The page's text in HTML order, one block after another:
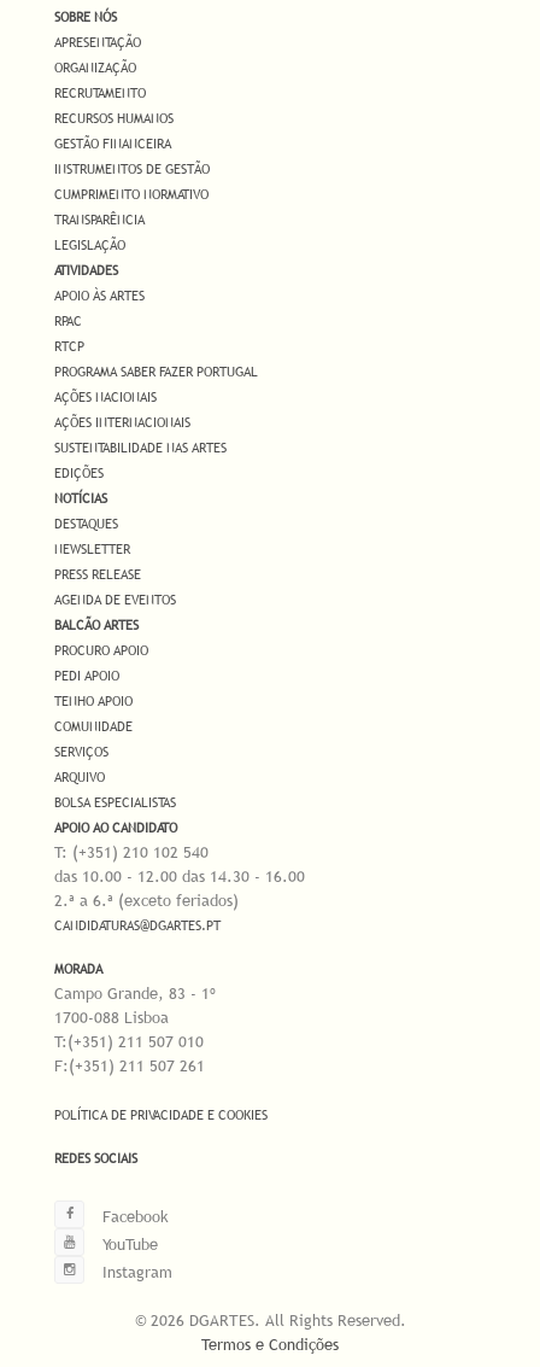
SOBRE NÓS
APRESENTAÇÃO
ORGANIZAÇÃO
RECRUTAMENTO
RECURSOS HUMANOS
GESTÃO FINANCEIRA
INSTRUMENTOS DE GESTÃO
CUMPRIMENTO NORMATIVO
TRANSPARÊNCIA
LEGISLAÇÃO
ATIVIDADES
APOIO ÀS ARTES
RPAC
RTCP
PROGRAMA SABER FAZER PORTUGAL
AÇÕES NACIONAIS
AÇÕES INTERNACIONAIS
SUSTENTABILIDADE NAS ARTES
EDIÇÕES
NOTÍCIAS
DESTAQUES
NEWSLETTER
PRESS RELEASE
AGENDA DE EVENTOS
BALCÃO ARTES
PROCURO APOIO
PEDI APOIO
TENHO APOIO
COMUNIDADE
SERVIÇOS
ARQUIVO
BOLSA ESPECIALISTAS
APOIO AO CANDIDATO
T: (+351) 210 102 540
das 10.00 - 12.00 das 14.30 - 16.00
2.ª a 6.ª (exceto feriados)
CANDIDATURAS@DGARTES.PT
MORADA
Campo Grande, 83 - 1º
1700-088 Lisboa
T:(+351) 211 507 010
F:(+351) 211 507 261
POLÍTICA DE PRIVACIDADE E COOKIES
REDES SOCIAIS
Facebook
YouTube
Instagram
© 2026 DGARTES. All Rights Reserved.
Termos e Condições